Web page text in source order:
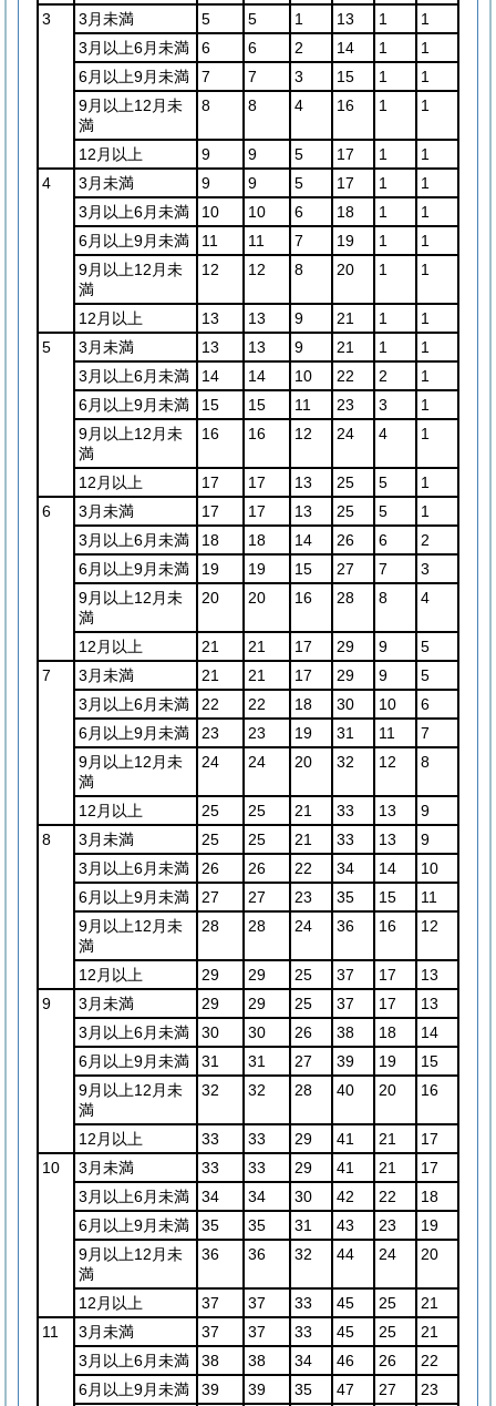
3
3月未満 5 5 1 13 1
1
3月以上6月未満
6 6 2 14 1
1
6月以上9月未満
7 7 3 15 1
1
9月以上12月未
満
8 8 4 16 1 1
12月以上 9 9 5 17 1
1
4
3月未満 9 9 5 17 1
1
3月以上6月未満
10 10 6 18 1
1
6月以上9月未満
11 11 7 19 1
1
9月以上12月未
満
12 12 8 20 1 1
12月以上 13 13 9 21 1
1
5
3月未満 13 13 9 21 1
1
3月以上6月未満
14 14 10 22 2
1
6月以上9月未満
15 15 11 23 3
1
9月以上12月未
満
16 16 12 24 4 1
12月以上 17 17 13 25 5
1
6
3月未満 17 17 13 25 5
1
3月以上6月未満
18 18 14 26 6
2
6月以上9月未満
19 19 15 27 7
3
9月以上12月未
満
20 20 16 28 8 4
12月以上 21 21 17 29 9
5
7
3月未満 21 21 17 29 9
5
3月以上6月未満
22 22 18 30 10
6
6月以上9月未満
23 23 19 31 11
7
9月以上12月未
満
24 24 20 32 12 8
12月以上 25 25 21 33 13
9
8
3月未満 25 25 21 33 13
9
3月以上6月未満
26 26 22 34 14
10
6月以上9月未満
27 27 23 35 15
11
9月以上12月未
満
28 28 24 36 16 12
12月以上 29 29 25 37 17
13
9
3月未満 29 29 25 37 17
13
3月以上6月未満
30 30 26 38 18
14
6月以上9月未満
31 31 27 39 19
15
9月以上12月未
満
32 32 28 40 20 16
12月以上 33 33 29 41 21
17
10
3月未満 33 33 29 41 21
17
3月以上6月未満
34 34 30 42 22
18
6月以上9月未満
35 35 31 43 23
19
9月以上12月未
満
36 36 32 44 24 20
12月以上 37 37 33 45 25
21
11
3月未満 37 37 33 45 25
21
3月以上6月未満
38 38 34 46 26
22
6月以上9月未満
39 39 35 47 27 23